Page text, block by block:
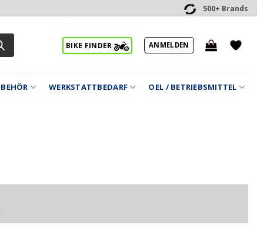
500+ Brands
BIKE FINDER ANMELDEN
WERKSTATTBEDARF OEL / BETRIEBSMITTEL